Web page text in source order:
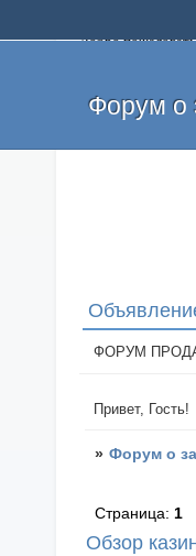
Добро
и оставлять
легкие деньги
Форум о
ФОРУМ
Привет, Гость!
» Форум о
Обзор
Страница: 1